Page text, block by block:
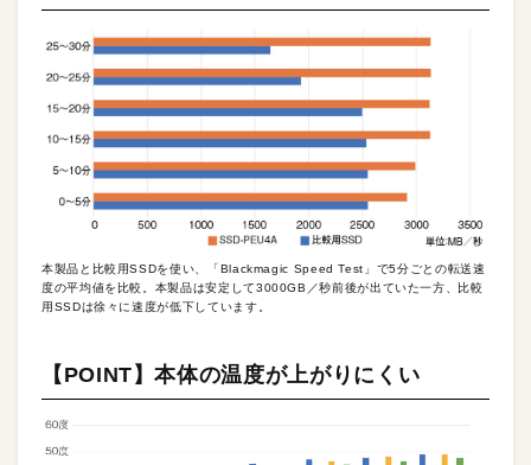
本製品と比較用SSDを使い、「Blackmagic Speed Test」で5分ごとの転送速
度の平均値を比較。本製品は安定して3000GB／秒前後が出ていた一方、比較
用SSDは徐々に速度が低下しています。
【POINT】本体の温度が上がりにくい